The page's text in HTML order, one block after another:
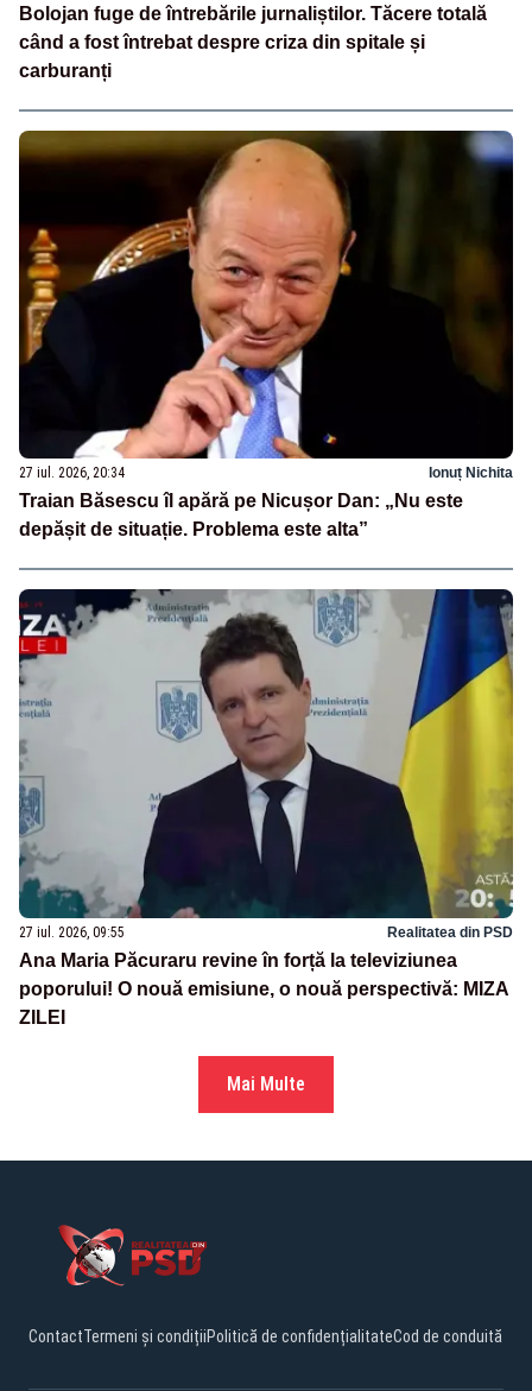
Bolojan fuge de întrebările jurnaliștilor. Tăcere totală
când a fost întrebat despre criza din spitale și
carburanți
27 iul. 2026, 20:34 Ionuț Nichita
Traian Băsescu îl apără pe Nicușor Dan: „Nu este
depășit de situație. Problema este alta”
27 iul. 2026, 09:55 Realitatea din PSD
Ana Maria Păcuraru revine în forță la televiziunea
poporului! O nouă emisiune, o nouă perspectivă: MIZA
ZILEI
Mai Multe
ContactTermeni și condițiiPolitică de confidențialitateCod de conduită